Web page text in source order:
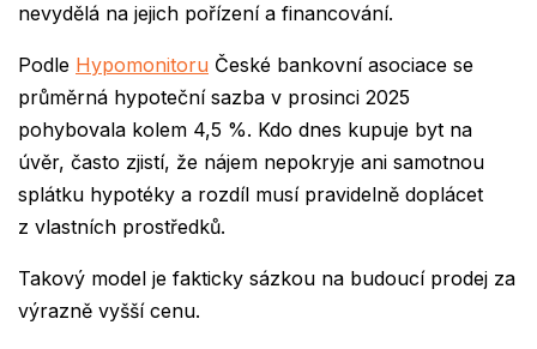
nevydělá na jejich pořízení a financování.
Podle Hypomonitoru České bankovní asociace se
průměrná hypoteční sazba v prosinci 2025
pohybovala kolem 4,5 %. Kdo dnes kupuje byt na
úvěr, často zjistí, že nájem nepokryje ani samotnou
splátku hypotéky a rozdíl musí pravidelně doplácet
z vlastních prostředků.
Takový model je fakticky sázkou na budoucí prodej za
výrazně vyšší cenu.